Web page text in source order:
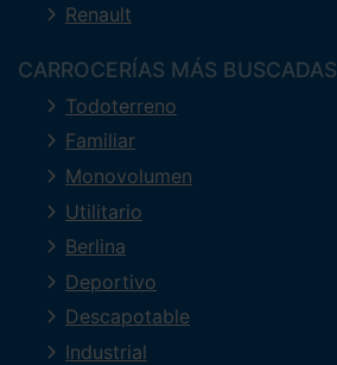
Renault
CARROCERÍAS MÁS BUSCADAS
Todoterreno
Familiar
Monovolumen
Utilitario
Berlina
Deportivo
Descapotable
Industrial